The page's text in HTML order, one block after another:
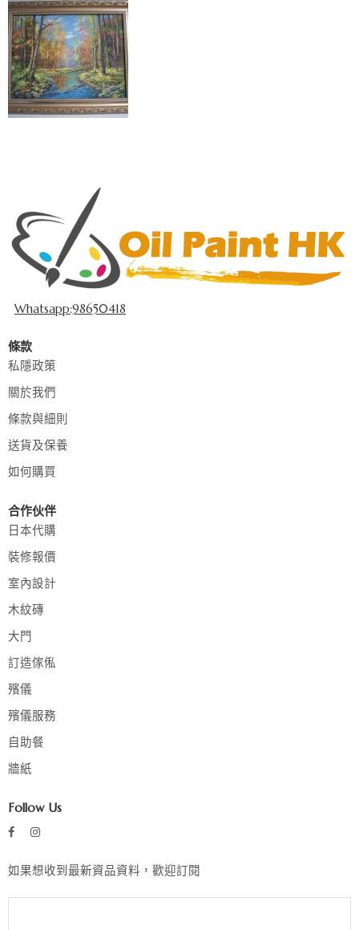
Whatsapp:98650418
條款
私隱政策
關於我們
條款與細則
送貨及保養
如何購買
合作伙伴
日本代購
裝修報價
室內設計
木紋磚
大門
訂造傢俬
殯儀
殯儀服務
自助餐
牆紙
Follow Us
如果想收到最新資品資料，歡迎訂閱